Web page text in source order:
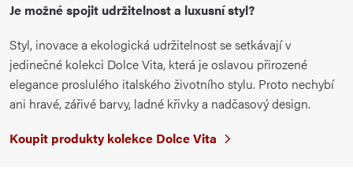
Je možné spojit udržitelnost a luxusní styl?
Styl, inovace a ekologická udržitelnost se setkávají v
jedinečné kolekci Dolce Vita, která je oslavou přirozené
elegance proslulého italského životního stylu. Proto nechybí
ani hravé, zářivé barvy, ladné křivky a nadčasový design.
Koupit produkty kolekce Dolce Vita